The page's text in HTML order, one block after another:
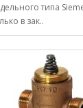
типа
в зак..